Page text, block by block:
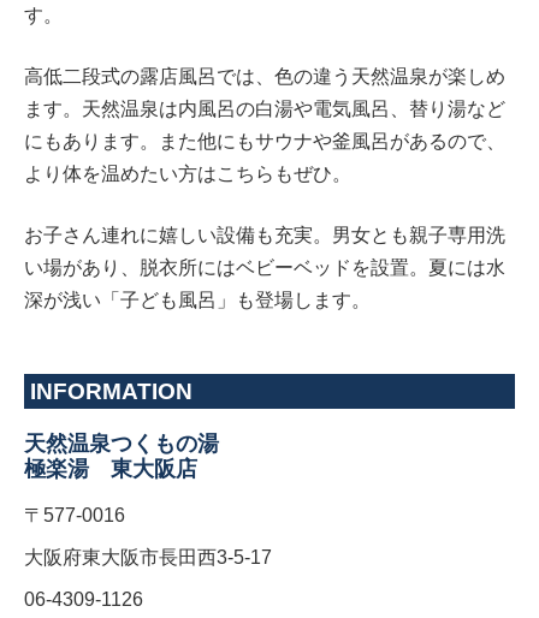
す。
高低二段式の露店風呂では、色の違う天然温泉が楽しめ
ます。天然温泉は内風呂の白湯や電気風呂、替り湯など
にもあります。また他にもサウナや釜風呂があるので、
より体を温めたい方はこちらもぜひ。
お子さん連れに嬉しい設備も充実。男女とも親子専用洗
い場があり、脱衣所にはベビーベッドを設置。夏には水
深が浅い「子ども風呂」も登場します。
INFORMATION
天然温泉つくもの湯
極楽湯 東大阪店
〒577-0016
大阪府東大阪市長田西3-5-17
06-4309-1126